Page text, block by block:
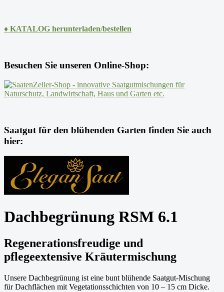
♦ KATALOG herunterladen/bestellen
Besuchen Sie unseren Online-Shop:
Saatgut für den blühenden Garten finden Sie auch
hier:
Dachbegrünung RSM 6.1
Regenerationsfreudige und
pflegeextensive Kräutermischung
Unsere Dachbegrünung ist eine bunt blühende Saatgut-Mischung
für Dachflächen mit Vegetationsschichten von 10 – 15 cm Dicke.